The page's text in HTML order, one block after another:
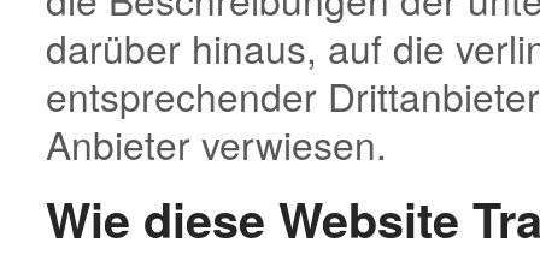
darüber hinaus, auf die
entsprechender
Anbieter verwiesen.
Wie diese Website